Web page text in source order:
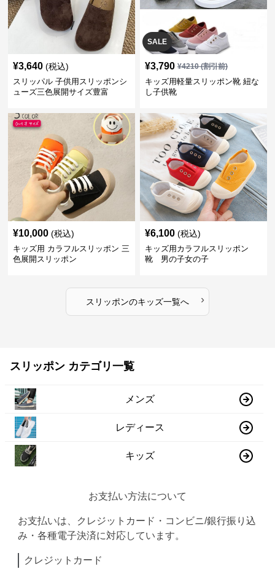
¥3,640 (税込)
スリッパル 子供用スリッポンシ
ューズ三色展開サイズ豊富
SALE
¥3,790 ¥4210(割引前)
キッズ用軽量スリッポン靴 紐な
し子供靴
¥10,000 (税込)
キッズ用 カラフルスリッポン 三
色展開スリッポン
¥6,100 (税込)
キッズ用カラフルスリッポン
靴 男の子女の子
スリッポンのキッズ一覧へ ›
スリッポン カテゴリ一覧
メンズ
レディース
キッズ
お支払い方法について
お支払いは、クレジットカード・コンビニ/銀行振り込
み・各種電子決済に対応しています。
クレジットカード